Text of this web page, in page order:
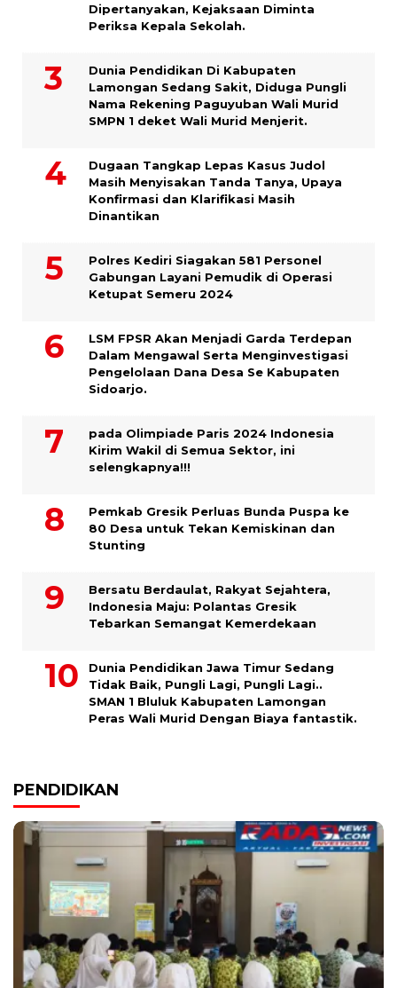
Dipertanyakan, Kejaksaan Diminta
Periksa Kepala Sekolah.
Dunia Pendidikan Di Kabupaten
Lamongan Sedang Sakit, Diduga Pungli
Nama Rekening Paguyuban Wali Murid
SMPN 1 deket Wali Murid Menjerit.
Dugaan Tangkap Lepas Kasus Judol
Masih Menyisakan Tanda Tanya, Upaya
Konfirmasi dan Klarifikasi Masih
Dinantikan
Polres Kediri Siagakan 581 Personel
Gabungan Layani Pemudik di Operasi
Ketupat Semeru 2024
LSM FPSR Akan Menjadi Garda Terdepan
Dalam Mengawal Serta Menginvestigasi
Pengelolaan Dana Desa Se Kabupaten
Sidoarjo.
pada Olimpiade Paris 2024 Indonesia
Kirim Wakil di Semua Sektor, ini
selengkapnya!!!
Pemkab Gresik Perluas Bunda Puspa ke
80 Desa untuk Tekan Kemiskinan dan
Stunting
Bersatu Berdaulat, Rakyat Sejahtera,
Indonesia Maju: Polantas Gresik
Tebarkan Semangat Kemerdekaan
Dunia Pendidikan Jawa Timur Sedang
Tidak Baik, Pungli Lagi, Pungli Lagi..
SMAN 1 Bluluk Kabupaten Lamongan
Peras Wali Murid Dengan Biaya fantastik.
PENDIDIKAN